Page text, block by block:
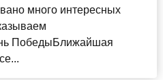
много интересных
ПобедыБлижайшая